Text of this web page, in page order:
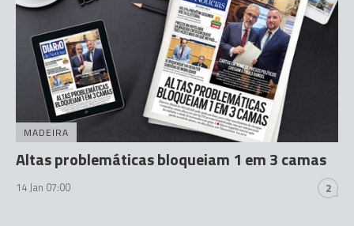
MADEIRA
Altas problemáticas bloqueiam 1 em 3 camas
14 Jan 07:00 2